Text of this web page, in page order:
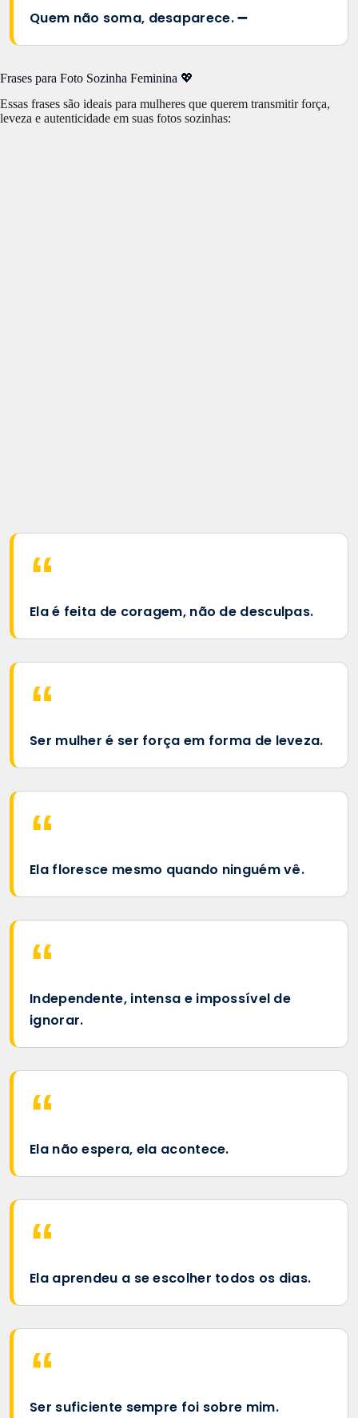
Quem não soma, desaparece. ➖
Frases para Foto Sozinha Feminina 💖
Essas frases são ideais para mulheres que querem transmitir força,
leveza e autenticidade em suas fotos sozinhas:
Ela é feita de coragem, não de desculpas.
Ser mulher é ser força em forma de leveza.
Ela floresce mesmo quando ninguém vê.
Independente, intensa e impossível de
ignorar.
Ela não espera, ela acontece.
Ela aprendeu a se escolher todos os dias.
Ser suficiente sempre foi sobre mim.